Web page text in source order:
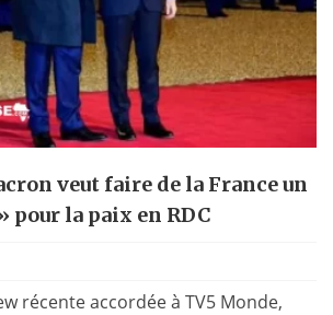
veut faire de la France un
la paix en RDC
récente accordée à TV5 Monde,